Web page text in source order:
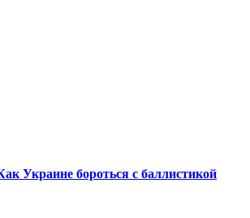
Украине бороться с баллистикой